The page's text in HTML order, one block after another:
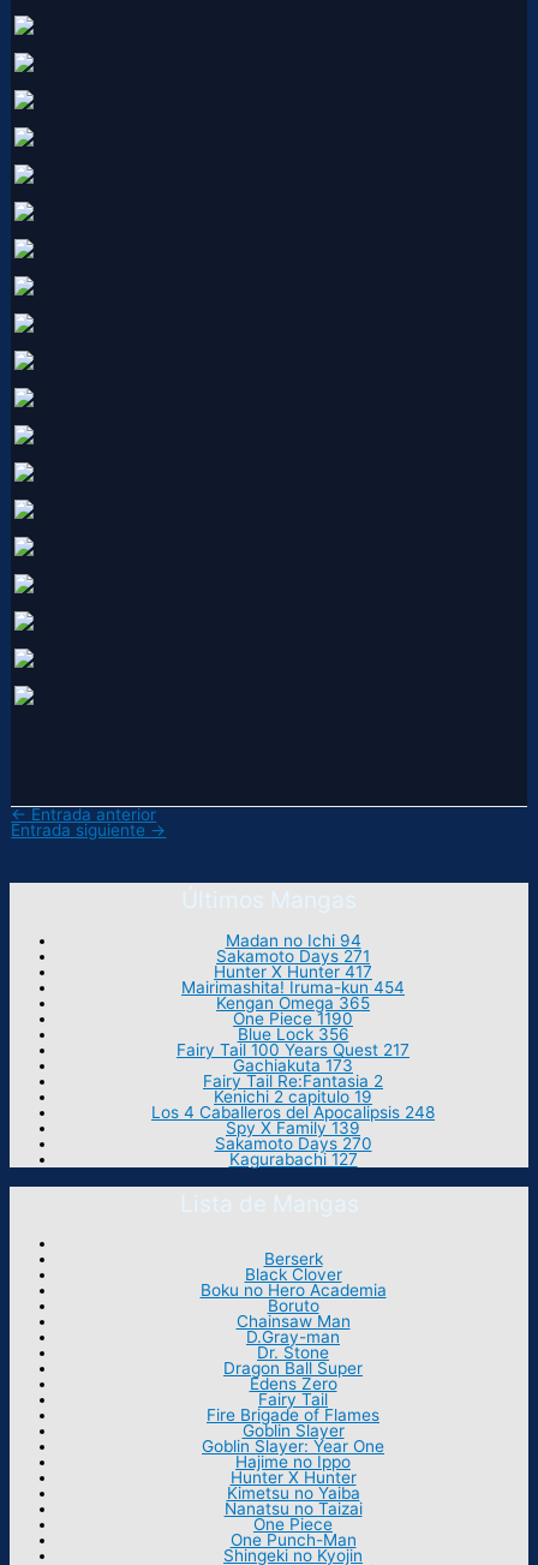
← Entrada anterior
Entrada siguiente →
Últimos Mangas
Madan no Ichi 94
Sakamoto Days 271
Hunter X Hunter 417
Mairimashita! Iruma-kun 454
Kengan Omega 365
One Piece 1190
Blue Lock 356
Fairy Tail 100 Years Quest 217
Gachiakuta 173
Fairy Tail Re:Fantasia 2
Kenichi 2 capitulo 19
Los 4 Caballeros del Apocalipsis 248
Spy X Family 139
Sakamoto Days 270
Kagurabachi 127
Lista de Mangas
Berserk
Black Clover
Boku no Hero Academia
Boruto
Chainsaw Man
D.Gray-man
Dr. Stone
Dragon Ball Super
Edens Zero
Fairy Tail
Fire Brigade of Flames
Goblin Slayer
Goblin Slayer: Year One
Hajime no Ippo
Hunter X Hunter
Kimetsu no Yaiba
Nanatsu no Taizai
One Piece
One Punch-Man
Shingeki no Kyojin